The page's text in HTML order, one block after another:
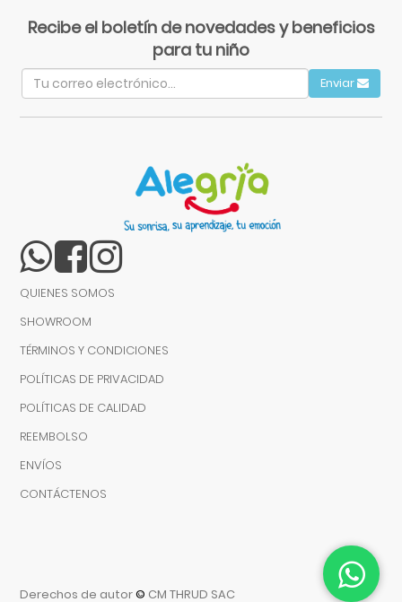
Recibe el boletín de novedades y beneficios
para tu niño
Enviar
QUIENES SOMOS
SHOWROOM
TÉRMINOS Y CONDICIONES
POLÍTICAS DE PRIVACIDAD
POLÍTICAS DE CALIDAD
REEMBOLSO
ENVÍOS
CONTÁCTENOS
Derechos de autor© CM THRUD SAC